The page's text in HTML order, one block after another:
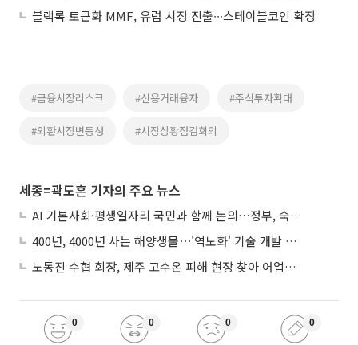
블랙록 토큰화 MMF, 유럽 시장 진출∙∙∙스테이블코인 확장
#금융시장리스크 #신용거래융자 #주식투자확대
#외환시장변동성 #시장상황점검회의
세종=곽도흔 기자의 주요 뉴스
AI 기본사회·평생일자리 국민과 함께 논의…정부, 숙의공론화 착수
400년, 4000년 사는 해양생물⋯'역노화' 기술 개발 추진
노동진 수협 회장, 제주 고수온 피해 현장 찾아 어업인 지원 점검
0 0 0 0